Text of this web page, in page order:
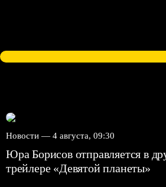
Новости — 4 августа, 09:30
Юра Борисов отправляется в
трейлере «Девятой планеты»